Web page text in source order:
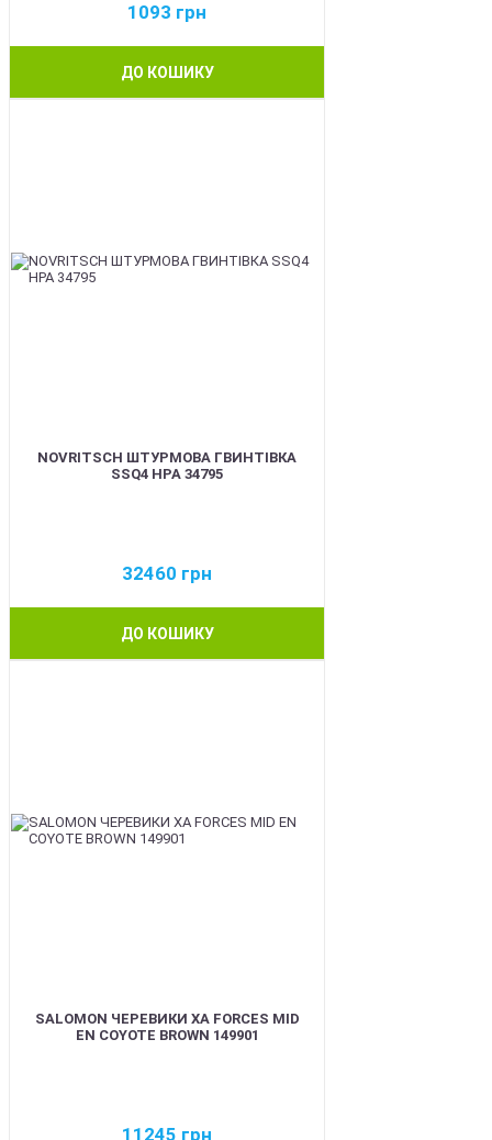
1093 грн
ДО КОШИКУ
NOVRITSCH ШТУРМОВА ГВИНТІВКА
SSQ4 HPA 34795
32460 грн
ДО КОШИКУ
SALOMON ЧЕРЕВИКИ XA FORCES MID
EN COYOTE BROWN 149901
11245 грн